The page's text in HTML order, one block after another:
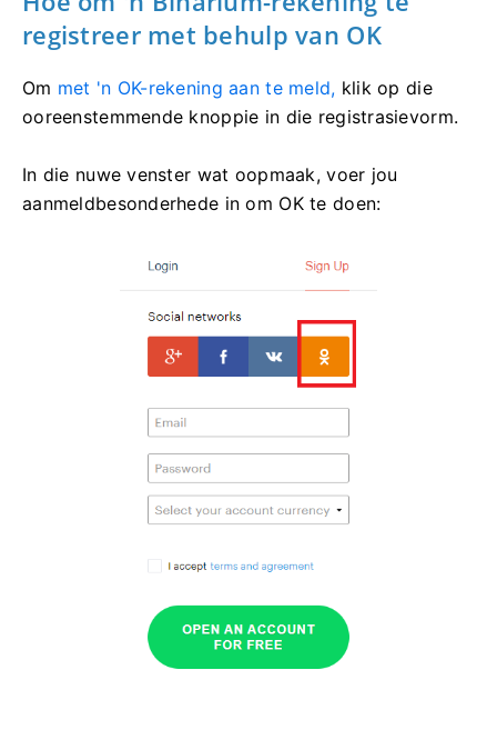
registreer met behulp van OK
Om met 'n OK-rekening aan te meld, klik op die
ooreenstemmende knoppie in die registrasievorm.
In die nuwe venster wat oopmaak, voer jou
aanmeldbesonderhede in om OK te doen: